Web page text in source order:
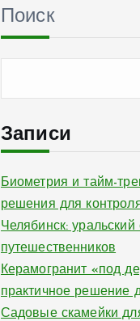
Поиск
Записи
Биометрия и тайм-
решения для
Челябинск:
путешественников
Керамогранит «под
практичное решение
Садовые скамейки